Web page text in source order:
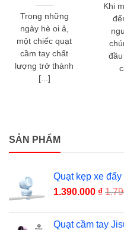
Trong những
ngày hè oi ả,
một chiếc quạt
cầm tay chất
lượng trở thành
[...]
Khi
SẢN PHẨM
Quạt kẹp xe
1.390.000 ₫
Quạt cầm tay